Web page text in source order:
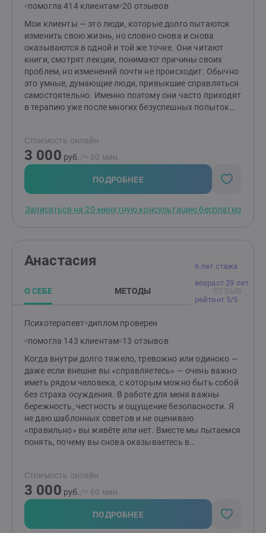
помогла 414 клиентам 20 отзывов
Мои клиенты — это люди, которые долго пытаются
изменить свою жизнь, но словно снова и снова
оказываются в одной и той же точке. Они читают
книги, смотрят лекции, понимают причины своих
проблем, но изменений почти не происходит. Обычно
это умные, думающие люди, привыкшие справляться
самостоятельно. Именно поэтому они часто приходят
в терапию уже после многих безуспешных попыток
современном научно обоснованном направлении
психотерапии. Для меня терапия — это не
бесконечные разговоры, а совместная работа с
понятной целью, планом и постепенными
изменениями в жизни.
Стоимость онлайн
3 000 руб. /≈ 60 мин.
ПОДРОБНЕЕ
Записаться на 20-минутную консультацию бесплатно
6 лет стажа
возраст 29 лет
рейтинг 5/5
Анастасия
О СЕБЕ МЕТОДЫ
Психотерапевт диплом проверен
помогла 143 клиентам 13 отзывов
Когда внутри долго тяжело, тревожно или одиноко —
даже если внешне вы «справляетесь» — очень важно
иметь рядом человека, с которым можно быть собой
без страха осуждения. В работе для меня важны
бережность, честность и ощущение безопасности. Я
не даю шаблонных советов и не оцениваю
«правильно» вы живёте или нет. Вместе мы пытаемся
понять, почему вы снова оказываетесь в
отношениях — и как постепенно изменить это в
реальной жизни, а не только «понять головой». Ко
мне часто приходят с: * тревогой и эмоциональным
истощением;* трудностями в отношениях;*
болезненными расставаниями;* неуверенностью в
Стоимость онлайн
3 000 руб. /≈ 60 мин.
ПОДРОБНЕЕ